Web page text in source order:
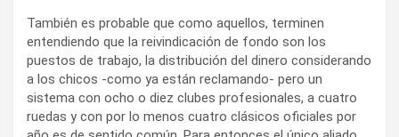
También es probable que como aquellos, terminen
entendiendo que la reivindicación de fondo son los
puestos de trabajo, la distribución del dinero considerando
a los chicos -como ya están reclamando- pero un
sistema con ocho o diez clubes profesionales, a cuatro
ruedas y con por lo menos cuatro clásicos oficiales por